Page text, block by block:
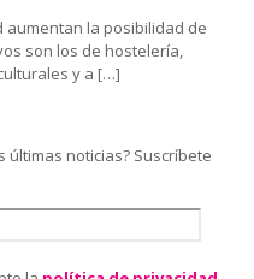
la posibilidad de
son los de hostelería,
y a […]
noticias? Suscríbete